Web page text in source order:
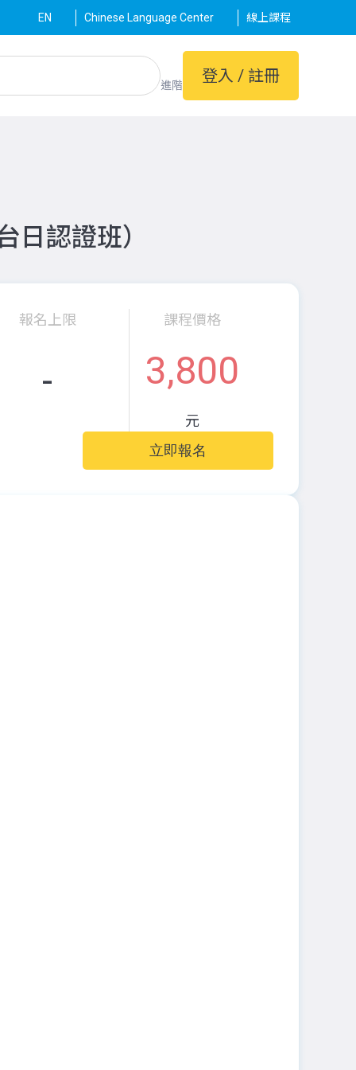
EN Chinese Language Center 線上課程
進階 登入 / 註冊
日認證班）
報名上限
-
課程價格
3,800
元
立即報名